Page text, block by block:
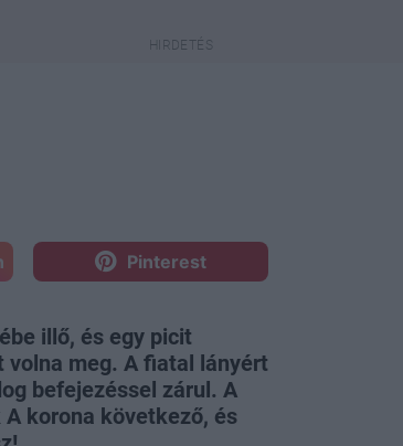
Pinterest
illő, és egy picit
meg. A fiatal lányért
befejezéssel zárul. A
korona következő, és